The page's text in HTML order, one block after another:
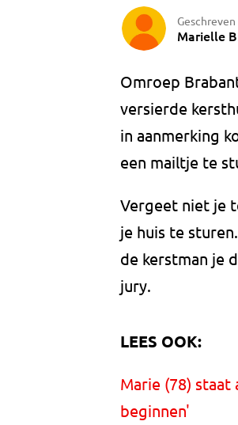
Marielle
Omroep
versierde
in aanmerking
een mailtje te
Vergeet niet je
je huis te
de kerstman je
jury.
LEES OOK:
Marie (78)
beginnen'